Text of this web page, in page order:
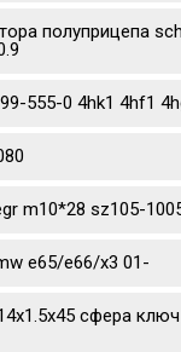
полуприцепа
555-0 4hk1 4hf1
m10*28 sz105-
e65/e66/x3 01-
сфера